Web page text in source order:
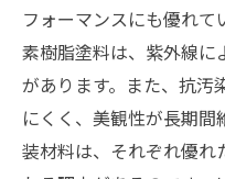
フォーマンスにも優れて
素樹脂塗料は、紫外線
があります。また、抗汚
にくく、美観性が長期間
装材料は、それぞれ優れ